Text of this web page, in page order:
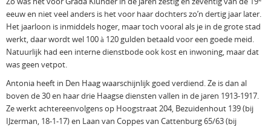
eeuw en niet veel anders is het voor haar dochters zo’n dertig jaar later.
Het jaarloon is inmiddels hoger, maar toch vooral als je in de grote stad
werkt, daar wordt wel 100 à 120 gulden betaald voor een goede meid.
Natuurlijk had een interne dienstbode ook kost en inwoning, maar dat
was geen vetpot.
Antonia heeft in Den Haag waarschijnlijk goed verdiend. Ze is dan al
boven de 30 en haar drie Haagse diensten vallen in de jaren 1913-1917.
Ze werkt achtereenvolgens op Hoogstraat 204, Bezuidenhout 139 (bij
IJzerman, 18-1-17) en Laan van Coppes van Cattenburg 65/63 (bij